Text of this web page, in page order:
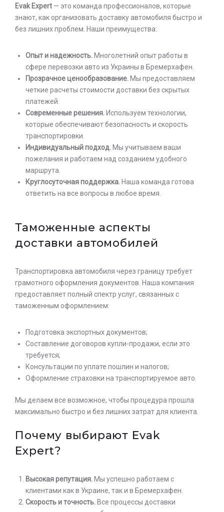
Evak Expert — это команда профессионалов, которые
знают, как организовать доставку автомобиля быстро и
без лишних проблем. Наши преимущества:
Опыт и надежность. Многолетний опыт работы в
сфере перевозки авто из Украины в Бремерхафен.
Прозрачное ценообразование. Мы предоставляем
четкие расчеты стоимости доставки без скрытых
платежей.
Современные решения. Используем технологии,
которые обеспечивают безопасность и скорость
транспортировки.
Индивидуальный подход. Мы учитываем ваши
пожелания и работаем над созданием удобного
маршрута.
Круглосуточная поддержка. Наша команда готова
ответить на все вопросы в любое время.
Таможенные аспекты
доставки автомобилей
Транспортировка автомобиля через границу требует
грамотного оформления документов. Наша компания
предоставляет полный спектр услуг, связанных с
таможенным оформлением:
Подготовка экспортных документов;
Составление договоров купли-продажи, если это
требуется;
Консультации по уплате пошлин и налогов;
Оформление страховки на транспортируемое авто.
Мы делаем все возможное, чтобы процедура прошла
максимально быстро и без лишних затрат для клиента.
Почему выбирают Evak
Expert?
Высокая репутация. Мы успешно работаем с
клиентами как в Украине, так и в Бремерхафен.
Скорость и точность. Все процессы доставки